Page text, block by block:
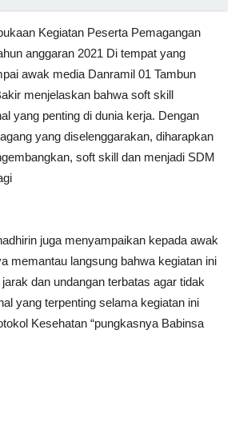
Kegiatan Peserta Pemagangan
anggaran 2021 Di tempat yang
awak media Danramil 01 Tambun
menjelaskan bahwa soft skill
yang penting di dunia kerja. Dengan
yang diselenggarakan, diharapkan
soft skill dan menjadi SDM
juga menyampaikan kepada awak
memantau langsung bahwa kegiatan ini
dan undangan terbatas agar tidak
yang terpenting selama kegiatan ini
Kesehatan “pungkasnya Babinsa